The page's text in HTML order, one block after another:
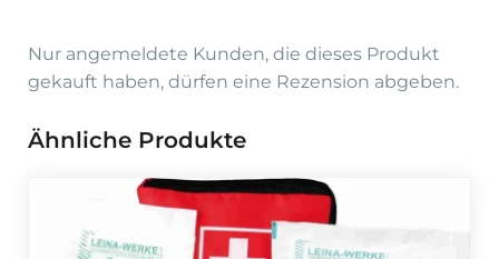
Nur angemeldete Kunden, die dieses Produkt
gekauft haben, dürfen eine Rezension abgeben.
Ähnliche Produkte